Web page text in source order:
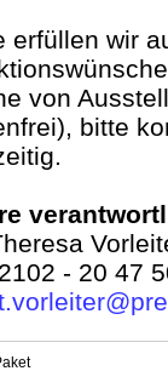
erfüllen wir
von
bitte
- 20 47